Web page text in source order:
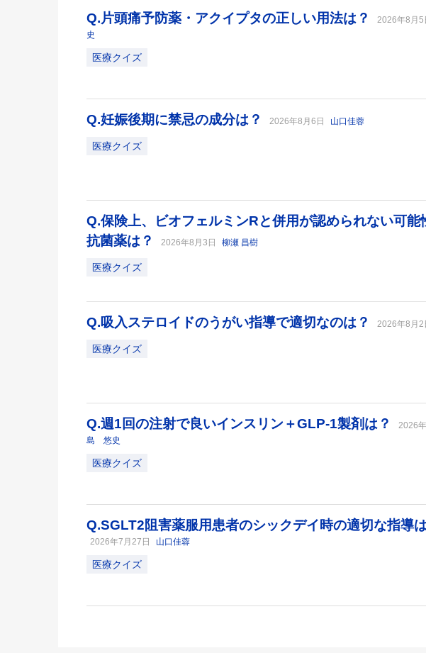
Q.片頭痛予防薬・アクイプタの正しい用法は？ 2026年8月5
史
医療クイズ
Q.妊娠後期に禁忌の成分は？ 2026年8月6日 山口佳蓉
医療クイズ
Q.保険上、ビオフェルミンRと併用が認められない可能
抗菌薬は？
2026年8月3日 柳瀬 昌樹
医療クイズ
Q.吸入ステロイドのうがい指導で適切なのは？ 2026年8月2
医療クイズ
Q.週1回の注射で良いインスリン＋GLP-1製剤は？ 2026
島 悠史
医療クイズ
Q.SGLT2阻害薬服用患者のシックデイ時の適切な指導
2026年7月27日 山口佳蓉
医療クイズ